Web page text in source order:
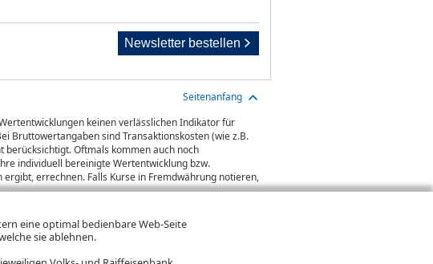
eine optimal bedienbare Web-Seite
sie ablehnen.
Newsletter bestellen
Seitenanfang
keinen verlässlichen Indikator für
Bruttowertangaben sind Transaktionskosten (wie z.B.
berücksichtigt. Oftmals kommen auch noch
individuell bereinigte Wertentwicklung bzw.
errechnen. Falls Kurse in Fremdwährung notieren,